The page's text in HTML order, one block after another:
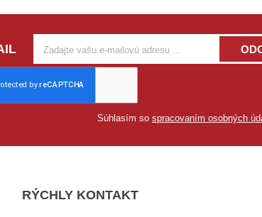
Súhlasím so spracovaním osobných
RÝCHLY KONTAKT